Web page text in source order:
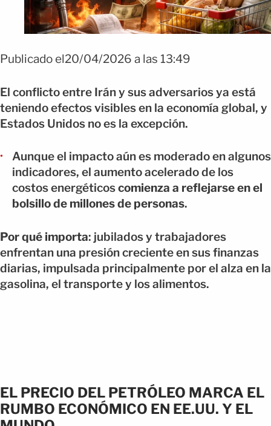
Publicado el20/04/2026 a las 13:49
El conflicto entre Irán y sus adversarios ya está
teniendo efectos visibles en la economía global, y
Estados Unidos no es la excepción.
Aunque el impacto aún es moderado en algunos
indicadores, el aumento acelerado de los
costos energéticoscomienza a reflejarse en el
bolsillo de millones de personas.
Por qué importa: jubilados y trabajadores
enfrentan una presión creciente en sus finanzas
diarias, impulsada principalmente por el alza en la
gasolina, el transporte y los alimentos.
EL PRECIO DEL PETRÓLEO MARCA EL
RUMBO ECONÓMICO EN EE.UU. Y EL